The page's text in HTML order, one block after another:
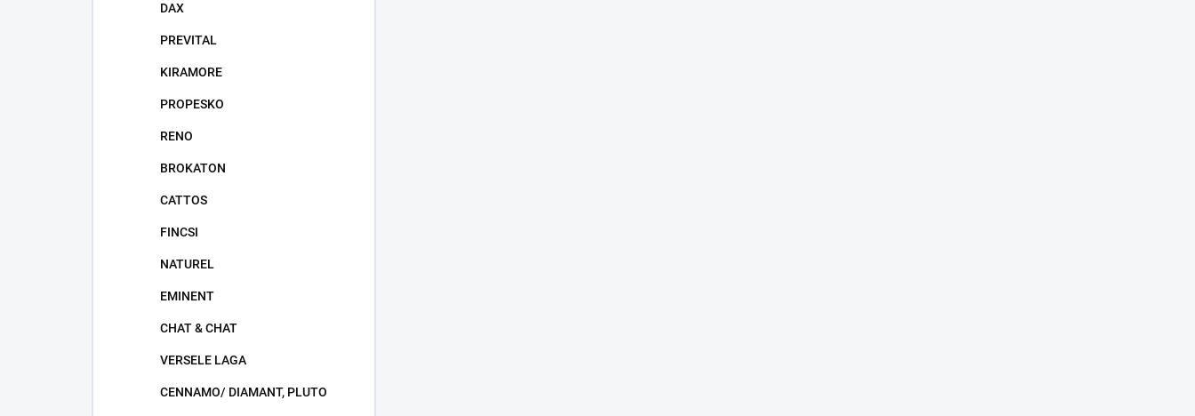
DAX
PREVITAL
KIRAMORE
PROPESKO
RENO
BROKATON
CATTOS
FINCSI
NATUREL
EMINENT
CHAT & CHAT
VERSELE LAGA
CENNAMO/ DIAMANT, PLUTO